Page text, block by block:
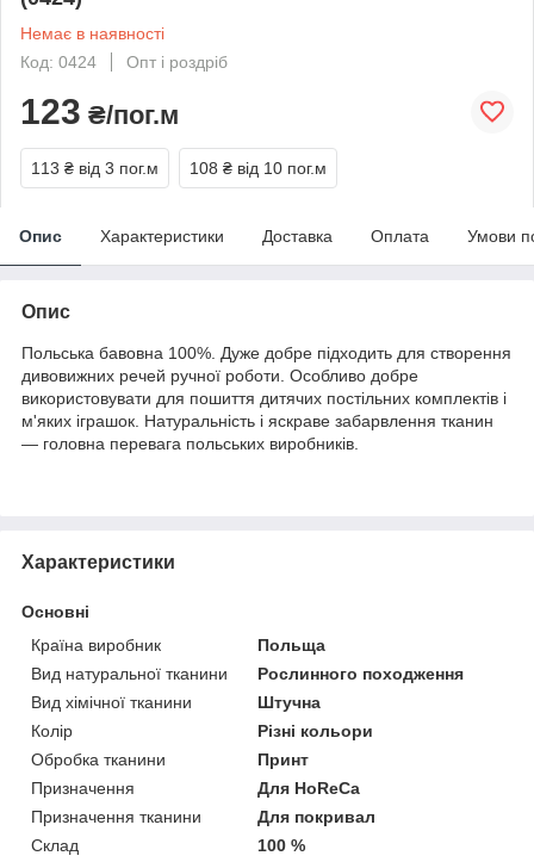
Немає в наявності
Код: 0424
Опт і роздріб
123 ₴/пог.м
113 ₴ від 3 пог.м 108 ₴ від 10 пог.м
Опис Характеристики Доставка Оплата Умови
Опис
Польська бавовна 100%. Дуже добре підходить для створення
дивовижних речей ручної роботи. Особливо добре
використовувати для пошиття дитячих постільних комплектів і
м'яких іграшок. Натуральність і яскраве забарвлення тканин
— головна перевага польських виробників.
Характеристики
Основні
Країна виробник
Польща
Вид натуральної тканини
Рослинного походження
Вид хімічної тканини
Штучна
Колір
Різні кольори
Обробка тканини
Принт
Призначення
Для HoReCa
Призначення тканини
Для покривал
Склад
100 %